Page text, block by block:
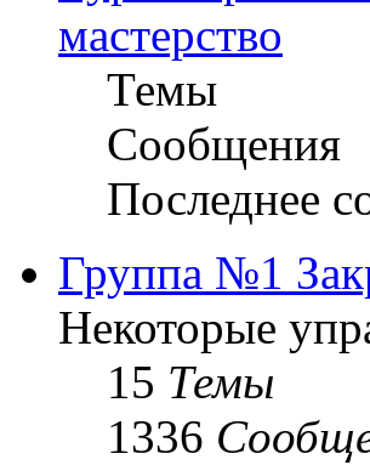
мастерство
Темы
Сообщения
Последнее
Группа №1
Некоторые
15 Темы
1336